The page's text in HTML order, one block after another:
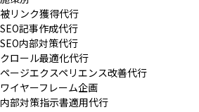
被リンク獲得代行
SEO記事作成代行
SEO内部対策代行
クロール最適化代行
ページエクスペリエンス改善代行
ワイヤーフレーム企画
内部対策指示書適用代行